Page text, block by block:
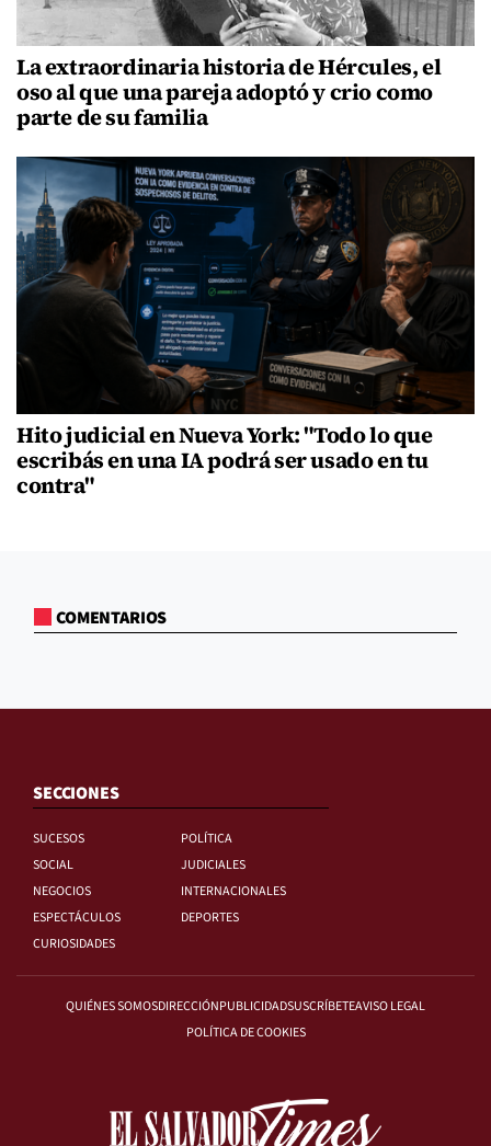
La extraordinaria historia de Hércules, el
oso al que una pareja adoptó y crio como
parte de su familia
Hito judicial en Nueva York: "Todo lo que
escribás en una IA podrá ser usado en tu
contra"
COMENTARIOS
SECCIONES
SUCESOS
POLÍTICA
SOCIAL
JUDICIALES
NEGOCIOS
INTERNACIONALES
ESPECTÁCULOS
DEPORTES
CURIOSIDADES
QUIÉNES SOMOSDIRECCIÓNPUBLICIDADSUSCRÍBETEAVISO LEGAL
POLÍTICA DE COOKIES